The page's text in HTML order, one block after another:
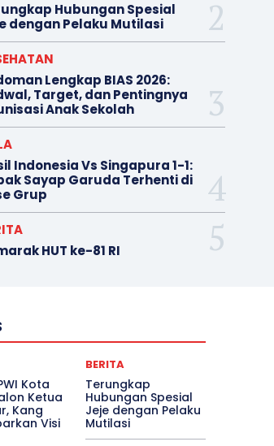
Hubungan Spesial
dengan Pelaku Mutilasi
Lengkap BIAS 2026:
Target, dan Pentingnya
Anak Sekolah
Indonesia Vs Singapura 1-1:
Sayap Garuda Terhenti di
Grup
HUT ke-81 RI
Kota
Ketua
Kang
Visi
BERITA
Terungkap
Hubungan Spesial
Jeje dengan Pelaku
Mutilasi